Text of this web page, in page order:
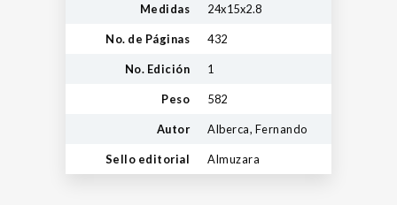
Medidas 24x15x2.8
No. de Páginas 432
No. Edición 1
Peso 582
Autor Alberca, Fernando
Sello editorial Almuzara